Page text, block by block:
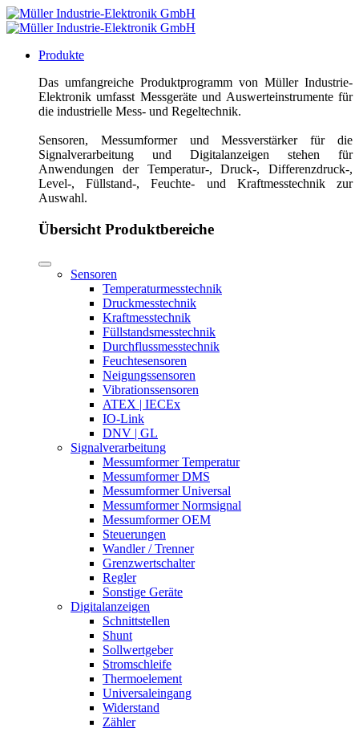
Produkte
Das umfangreiche Produktprogramm von Müller Industrie-
Elektronik umfasst Messgeräte und Auswerteinstrumente für
die industrielle Mess- und Regeltechnik.
Sensoren, Messumformer und Messverstärker für die
Signalverarbeitung und Digitalanzeigen stehen für
Anwendungen der Temperatur-, Druck-, Differenzdruck-,
Level-, Füllstand-, Feuchte- und Kraftmesstechnik zur
Auswahl.
Übersicht Produktbereiche
Sensoren
Temperaturmesstechnik
Druckmesstechnik
Kraftmesstechnik
Füllstandsmesstechnik
Durchflussmesstechnik
Feuchtesensoren
Neigungssensoren
Vibrationssensoren
ATEX | IECEx
IO-Link
DNV | GL
Signalverarbeitung
Messumformer Temperatur
Messumformer DMS
Messumformer Universal
Messumformer Normsignal
Messumformer OEM
Steuerungen
Wandler / Trenner
Grenzwertschalter
Regler
Sonstige Geräte
Digitalanzeigen
Schnittstellen
Shunt
Sollwertgeber
Stromschleife
Thermoelement
Universaleingang
Widerstand
Zähler